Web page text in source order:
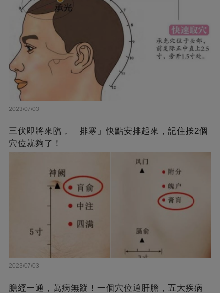
2023/07/03
三伏即將來臨，「排寒」快點安排起來，記住按2個
穴位就夠了！
2023/07/03
膽經一通，萬病無蹤！一個穴位通肝膽，五大疾病